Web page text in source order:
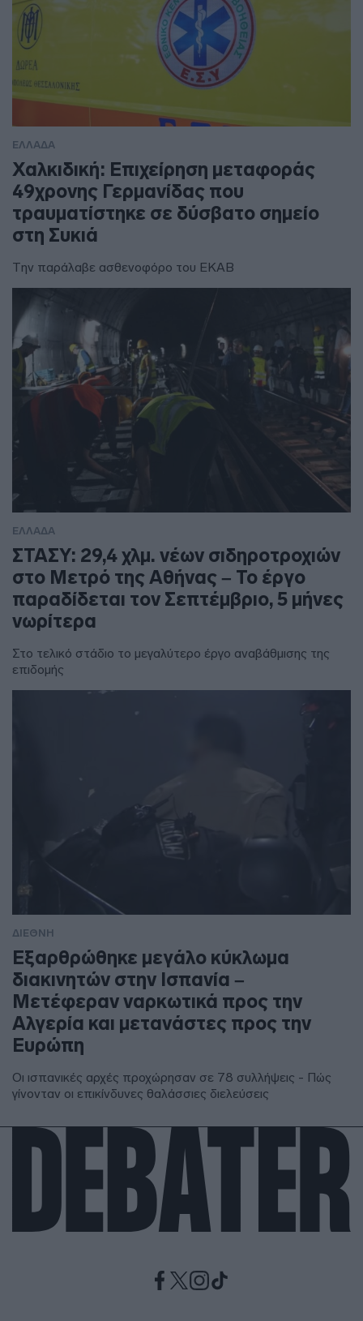
ΕΛΛΑΔΑ
Χαλκιδική: Επιχείρηση μεταφοράς
49χρονης Γερμανίδας που
τραυματίστηκε σε δύσβατο σημείο
στη Συκιά
Την παράλαβε ασθενοφόρο του ΕΚΑΒ
ΕΛΛΑΔΑ
ΣΤΑΣΥ: 29,4 χλμ. νέων σιδηροτροχιών
στο Μετρό της Αθήνας – Το έργο
παραδίδεται τον Σεπτέμβριο, 5 μήνες
νωρίτερα
Στο τελικό στάδιο το μεγαλύτερο έργο αναβάθμισης της
επιδομής
ΔΙΕΘΝΗ
Εξαρθρώθηκε μεγάλο κύκλωμα
διακινητών στην Ισπανία –
Μετέφεραν ναρκωτικά προς την
Αλγερία και μετανάστες προς την
Ευρώπη
Οι ισπανικές αρχές προχώρησαν σε 78 συλλήψεις - Πώς
γίνονταν οι επικίνδυνες θαλάσσιες διελεύσεις